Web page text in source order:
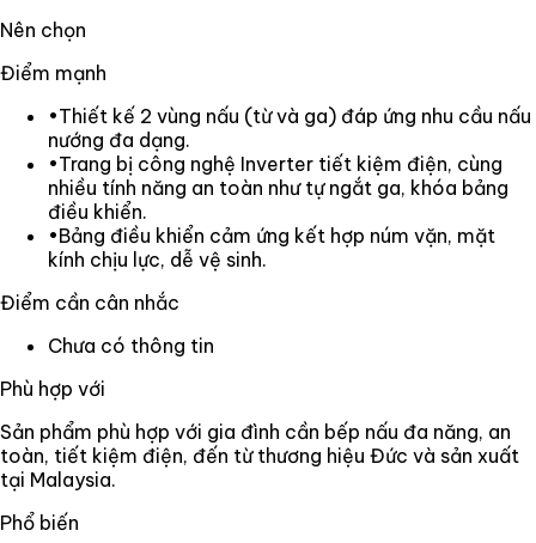
Nên chọn
Điểm mạnh
•Thiết kế 2 vùng nấu (từ và ga) đáp ứng nhu cầu nấu
nướng đa dạng.
•Trang bị công nghệ Inverter tiết kiệm điện, cùng
nhiều tính năng an toàn như tự ngắt ga, khóa bảng
điều khiển.
•Bảng điều khiển cảm ứng kết hợp núm vặn, mặt
kính chịu lực, dễ vệ sinh.
Điểm cần cân nhắc
Chưa có thông tin
Phù hợp với
Sản phẩm phù hợp với gia đình cần bếp nấu đa năng, an
toàn, tiết kiệm điện, đến từ thương hiệu Đức và sản xuất
tại Malaysia.
Phổ biến